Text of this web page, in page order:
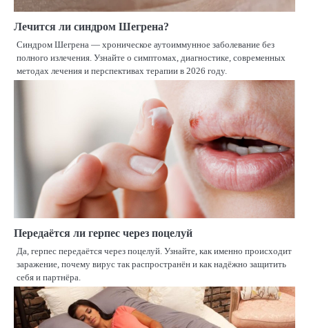
Лечится ли синдром Шегрена?
Синдром Шегрена — хроническое аутоиммунное заболевание без
полного излечения. Узнайте о симптомах, диагностике, современных
методах лечения и перспективах терапии в 2026 году.
Передаётся ли герпес через поцелуй
Да, герпес передаётся через поцелуй. Узнайте, как именно происходит
заражение, почему вирус так распространён и как надёжно защитить
себя и партнёра.